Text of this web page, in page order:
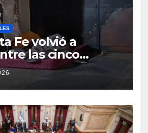
Fe volvió a
las cinco
más pobreza